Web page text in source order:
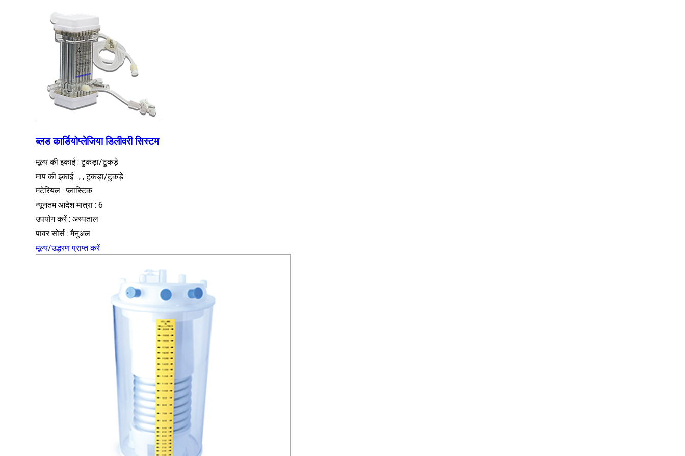
ब्लड कार्डियोप्लेजिया डिलीवरी सिस्टम
मूल्य की इकाई : टुकड़ा/टुकड़े
माप की इकाई : , , टुकड़ा/टुकड़े
मटेरियल : प्लास्टिक
न्यूनतम आदेश मात्रा : 6
उपयोग करें : अस्पताल
पावर सोर्स : मैनुअल
मूल्य/उद्धरण प्राप्त करें